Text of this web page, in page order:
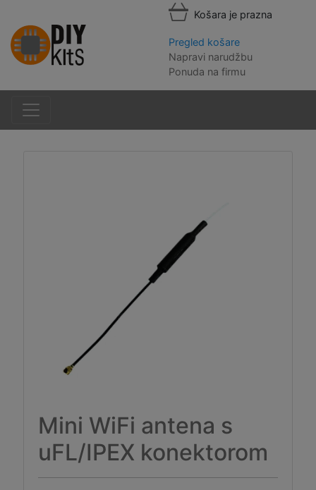
Košara je prazna
Pregled košare
Napravi narudžbu
Ponuda na firmu
Mini WiFi antena s
uFL/IPEX konektorom